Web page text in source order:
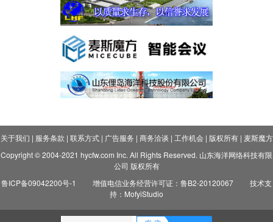
关于我们 | 服务条款 | 联系方式| 广告服务 | 商务洽谈 | 工作机会| 版权所有| 麦斯魔方
Copyright © 2004-2021 hycfw.com Inc. All Rights Reserved. 山东海洋网络科技有限
公司 版权所有
鲁ICP备09042200号-1
增值电信业务经营许可证：鲁B2-20120067
技术支
持：MofyiStudio